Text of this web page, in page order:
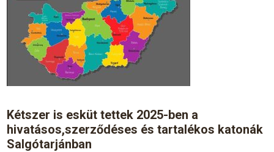
Kétszer is esküt tettek 2025-ben a
hivatásos,szerződéses és tartalékos katonák
Salgótarjánban